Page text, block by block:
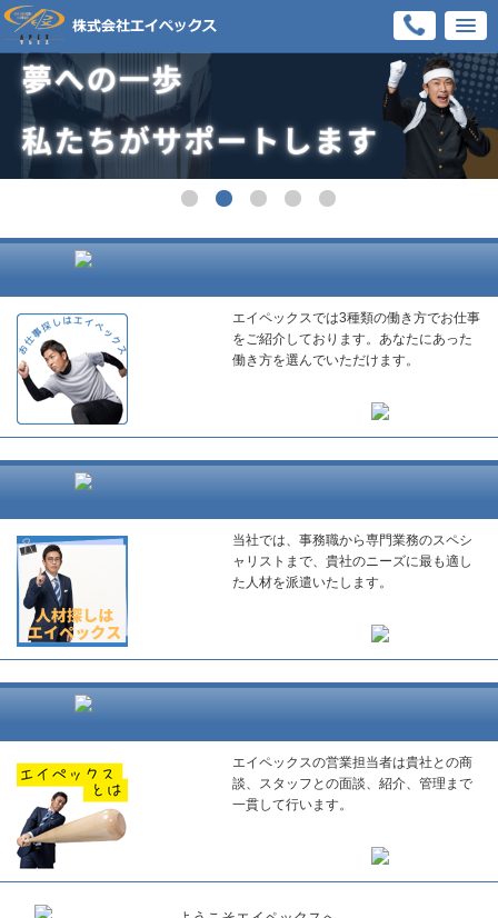
エイペックスでは3種類の働き方でお仕事
をご紹介しております。あなたにあった
働き方を選んでいただけます。
当社では、事務職から専門業務のスペシ
ャリストまで、貴社のニーズに最も適し
た人材を派遣いたします。
エイペックスの営業担当者は貴社との商
談、スタッフとの面談、紹介、管理まで
一貫して行います。